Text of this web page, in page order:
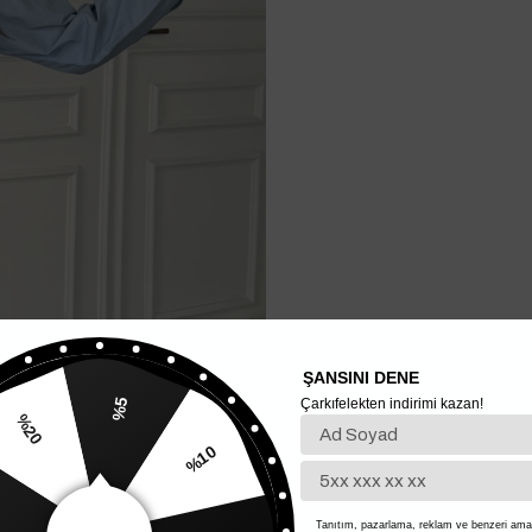
%5
%10
%20
ŞANSINI DENE
Çarkıfelekten indirimi kazan!
Tanıtım, pazarlama, reklam ve benzeri